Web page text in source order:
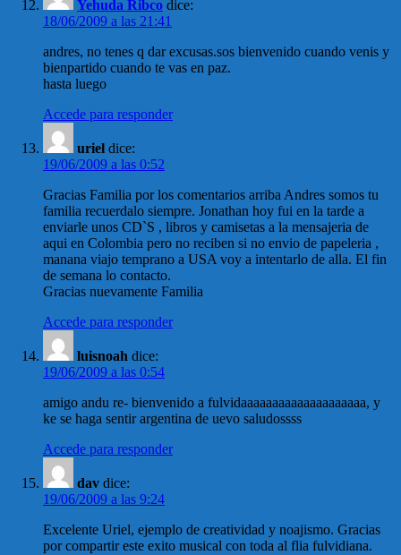
Yehuda Ribco dice:
18/06/2009 a las 21:41
andres, no tenes q dar excusas.sos bienvenido cuando venis y
bienpartido cuando te vas en paz.
hasta luego
Accede para responder
uriel dice:
19/06/2009 a las 0:52
Gracias Familia por los comentarios arriba Andres somos tu
familia recuerdalo siempre. Jonathan hoy fui en la tarde a
enviarle unos CD`S , libros y camisetas a la mensajeria de
aqui en Colombia pero no reciben si no envio de papeleria ,
manana viajo temprano a USA voy a intentarlo de alla. El fin
de semana lo contacto.
Gracias nuevamente Familia
Accede para responder
luisnoah dice:
19/06/2009 a las 0:54
amigo andu re- bienvenido a fulvidaaaaaaaaaaaaaaaaaaaa, y
ke se haga sentir argentina de uevo saludossss
Accede para responder
dav dice:
19/06/2009 a las 9:24
Excelente Uriel, ejemplo de creatividad y noajismo. Gracias
por compartir este exito musical con toda al flia fulvidiana.